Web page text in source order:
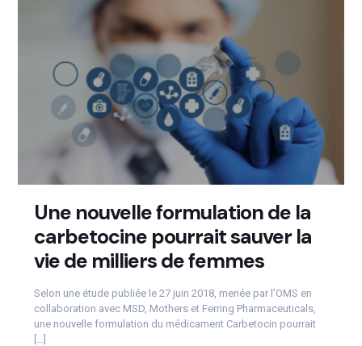
Une nouvelle formulation de la
carbetocine pourrait sauver la
vie de milliers de femmes
Selon une étude publiée le 27 juin 2018, menée par l’OMS en
collaboration avec MSD, Mothers et Ferring Pharmaceuticals,
une nouvelle formulation du médicament Carbetocin pourrait
[…]